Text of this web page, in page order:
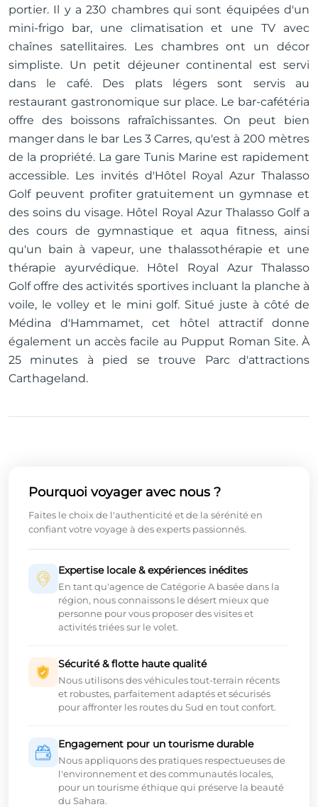
portier. Il y a 230 chambres qui sont équipées d'un
mini-frigo bar, une climatisation et une TV avec
chaînes satellitaires. Les chambres ont un décor
simpliste. Un petit déjeuner continental est servi
dans le café. Des plats légers sont servis au
restaurant gastronomique sur place. Le bar-cafétéria
offre des boissons rafraîchissantes. On peut bien
manger dans le bar Les 3 Carres, qu'est à 200 mètres
de la propriété. La gare Tunis Marine est rapidement
accessible. Les invités d'Hôtel Royal Azur Thalasso
Golf peuvent profiter gratuitement un gymnase et
des soins du visage. Hôtel Royal Azur Thalasso Golf a
des cours de gymnastique et aqua fitness, ainsi
qu'un bain à vapeur, une thalassothérapie et une
thérapie ayurvédique. Hôtel Royal Azur Thalasso
Golf offre des activités sportives incluant la planche à
voile, le volley et le mini golf. Situé juste à côté de
Médina d'Hammamet, cet hôtel attractif donne
également un accès facile au Pupput Roman Site. À
25 minutes à pied se trouve Parc d'attractions
Carthageland.
Pourquoi voyager avec nous ?
Faites le choix de l'authenticité et de la sérénité en
confiant votre voyage à des experts passionnés.
Expertise locale & expériences inédites
En tant qu'agence de Catégorie A basée dans la
région, nous connaissons le désert mieux que
personne pour vous proposer des visites et
activités triées sur le volet.
Sécurité & flotte haute qualité
Nous utilisons des véhicules tout-terrain récents
et robustes, parfaitement adaptés et sécurisés
pour affronter les routes du Sud en tout confort.
Engagement pour un tourisme durable
Nous appliquons des pratiques respectueuses de
l'environnement et des communautés locales,
pour un tourisme éthique qui préserve la beauté
du Sahara.